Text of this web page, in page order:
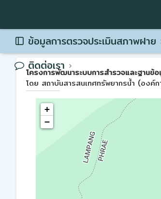
ข้อมูลการตรวจประเมินสภาพฝาย
ติดต่อเรา
โครงการพัฒนาระบบการสำรวจและฐานข้
โดย สถาบันสารสนเทศทรัพยากรน้ำ (องค์
+
−